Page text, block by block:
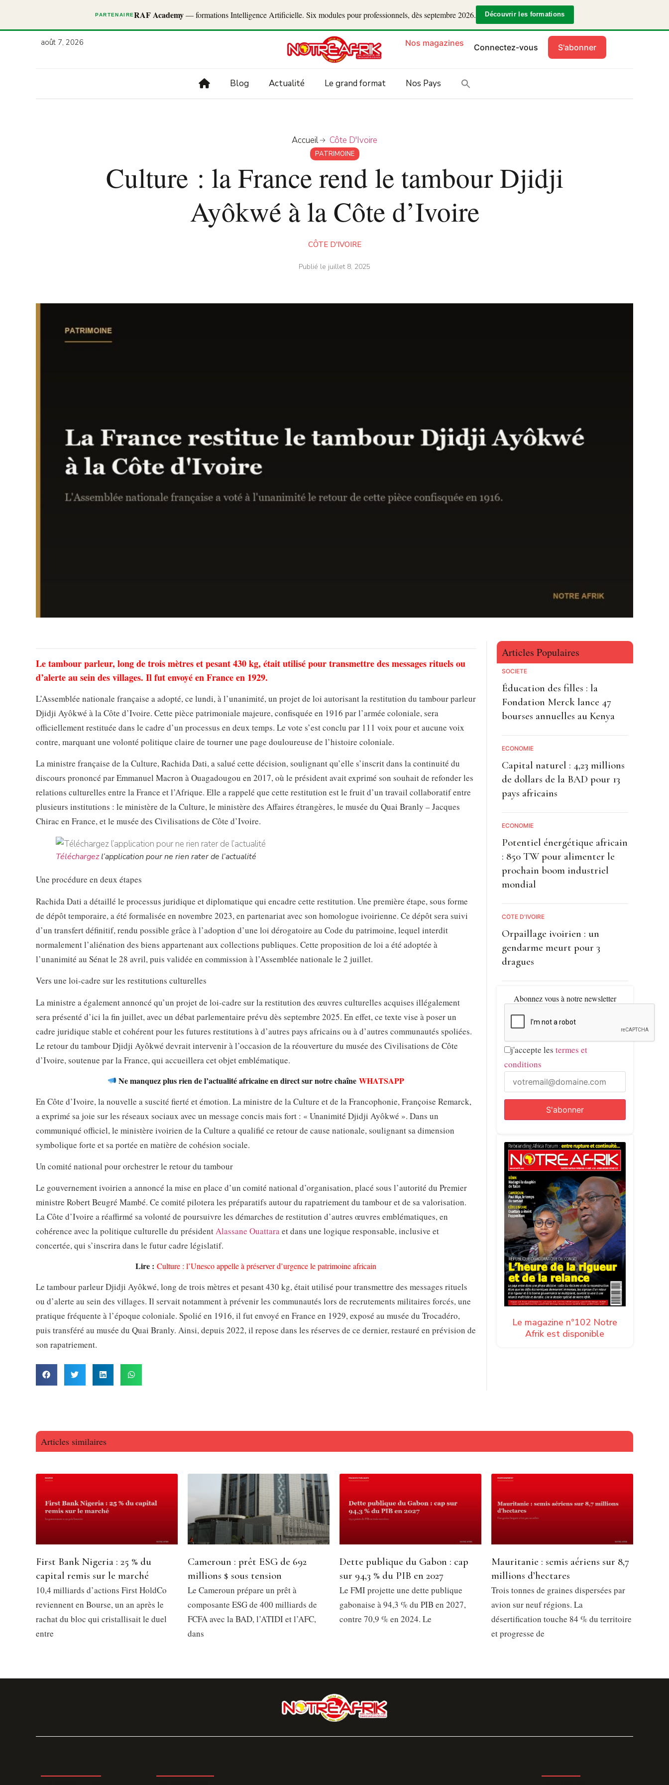
PARTENAIRERAF Academy— formations Intelligence Artificielle. Six modules pour professionnels, dès septembre 2026. Découvrir les formations
août 7, 2026 Nos magazines Connectez-vous S'abonner
Blog Actualité Le grand format Nos Pays
Accueil Côte D'Ivoire
PATRIMOINE
Culture : la France rend le tambour Djidji
Ayôkwé à la Côte d’Ivoire
CÔTE D'IVOIRE
Publié le juillet 8, 2025
Le tambour parleur, long de trois mètres et pesant 430 kg, était utilisé pour transmettre des messages rituels ou
d’alerte au sein des villages. Il fut envoyé en France en 1929.
L’Assemblée nationale française a adopté, ce lundi, à l’unanimité, un projet de loi autorisant la restitution du tambour parleur
Djidji Ayôkwé à la Côte d’Ivoire. Cette pièce patrimoniale majeure, confisquée en 1916 par l’armée coloniale, sera
officiellement restituée dans le cadre d’un processus en deux temps. Le vote s’est conclu par 111 voix pour et aucune voix
contre, marquant une volonté politique claire de tourner une page douloureuse de l’histoire coloniale.
La ministre française de la Culture, Rachida Dati, a salué cette décision, soulignant qu’elle s’inscrit dans la continuité du
discours prononcé par Emmanuel Macron à Ouagadougou en 2017, où le président avait exprimé son souhait de refonder les
relations culturelles entre la France et l’Afrique. Elle a rappelé que cette restitution est le fruit d’un travail collaboratif entre
plusieurs institutions : le ministère de la Culture, le ministère des Affaires étrangères, le musée du Quai Branly – Jacques
Chirac en France, et le musée des Civilisations de Côte d’Ivoire.
Téléchargezl’application pour ne rien rater de l’actualité
Une procédure en deux étapes
Rachida Dati a détaillé le processus juridique et diplomatique qui encadre cette restitution. Une première étape, sous forme
de dépôt temporaire, a été formalisée en novembre 2023, en partenariat avec son homologue ivoirienne. Ce dépôt sera suivi
d’un transfert définitif, rendu possible grâce à l’adoption d’une loi dérogatoire au Code du patrimoine, lequel interdit
normalement l’aliénation des biens appartenant aux collections publiques. Cette proposition de loi a été adoptée à
l’unanimité au Sénat le 28 avril, puis validée en commission à l’Assemblée nationale le 2 juillet.
Vers une loi-cadre sur les restitutions culturelles
La ministre a également annoncé qu’un projet de loi-cadre sur la restitution des œuvres culturelles acquises illégalement
sera présenté d’ici la fin juillet, avec un débat parlementaire prévu dès septembre 2025. En effet, ce texte vise à poser un
cadre juridique stable et cohérent pour les futures restitutions à d’autres pays africains ou à d’autres communautés spoliées.
Le retour du tambour Djidji Ayôkwé devrait intervenir à l’occasion de la réouverture du musée des Civilisations de Côte
d’Ivoire, soutenue par la France, qui accueillera cet objet emblématique.
Ne manquez plus rien de l’actualité africaine en direct sur notre chaîneWHATSAPP
En Côte d’Ivoire, la nouvelle a suscité fierté et émotion. La ministre de la Culture et de la Francophonie, Françoise Remarck,
a exprimé sa joie sur les réseaux sociaux avec un message concis mais fort : « Unanimité Djidji Ayôkwé ». Dans un
communiqué officiel, le ministère ivoirien de la Culture a qualifié ce retour de cause nationale, soulignant sa dimension
symbolique forte et sa portée en matière de cohésion sociale.
Un comité national pour orchestrer le retour du tambour
Le gouvernement ivoirien a annoncé la mise en place d’un comité national d’organisation, placé sous l’autorité du Premier
ministre Robert Beugré Mambé. Ce comité pilotera les préparatifs autour du rapatriement du tambour et de sa valorisation.
La Côte d’Ivoire a réaffirmé sa volonté de poursuivre les démarches de restitution d’autres œuvres emblématiques, en
cohérence avec la politique culturelle du présidentAlassane Ouattaraet dans une logique responsable, inclusive et
concertée, qui s’inscrira dans le futur cadre législatif.
Lire :Culture : l’Unesco appelle à préserver d’urgence le patrimoine africain
Le tambour parleur Djidji Ayôkwé, long de trois mètres et pesant 430 kg, était utilisé pour transmettre des messages rituels
ou d’alerte au sein des villages. Il servait notamment à prévenir les communautés lors de recrutements militaires forcés, une
pratique fréquente à l’époque coloniale. Spolié en 1916, il fut envoyé en France en 1929, exposé au musée du Trocadéro,
puis transféré au musée du Quai Branly. Ainsi, depuis 2022, il repose dans les réserves de ce dernier, restauré en prévision de
son rapatriement.
Articles Populaires
SOCIETE
Éducation des filles : la
Fondation Merck lance 47
bourses annuelles au Kenya
ECONOMIE
Capital naturel : 4,23 millions
de dollars de la BAD pour 13
pays africains
ECONOMIE
Potentiel énergétique africain
: 850 TW pour alimenter le
prochain boom industriel
mondial
CÔTE D'IVOIRE
Orpaillage ivoirien : un
gendarme meurt pour 3
dragues
Abonnez vous à notre newsletter
j'accepte les termes et
conditions
Le magazine n°102 Notre
Afrik est disponible
Articles similaires
First Bank Nigeria : 25 % du
capital remis sur le marché
10,4 milliards d’actions First HoldCo
reviennent en Bourse, un an après le
rachat du bloc qui cristallisait le duel
entre
Cameroun : prêt ESG de 692
millions $ sous tension
Le Cameroun prépare un prêt à
composante ESG de 400 milliards de
FCFA avec la BAD, l’ATIDI et l’AFC,
dans
Dette publique du Gabon : cap
sur 94,3 % du PIB en 2027
Le FMI projette une dette publique
gabonaise à 94,3 % du PIB en 2027,
contre 70,9 % en 2024. Le
Mauritanie : semis aériens sur 8,7
millions d’hectares
Trois tonnes de graines dispersées par
avion sur neuf régions. La
désertification touche 84 % du territoire
et progresse de